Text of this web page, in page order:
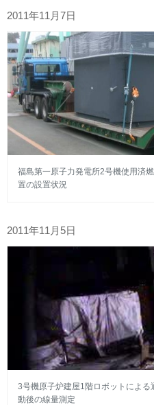
2011年11月7日
福島第一原子力発電所2号機使用済
置の設置状況
2011年11月5日
3号機原子炉建屋1階ロボットによ
動後の線量測定